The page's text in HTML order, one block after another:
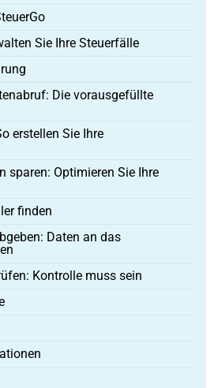
Sie Ihre Steuerfälle
Die vorausgefüllte
erstellen Sie Ihre
sparen: Optimieren Sie Ihre
finden
Daten an das
Kontrolle muss sein